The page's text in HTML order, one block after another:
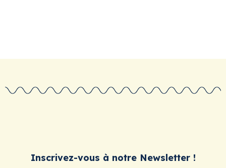
Inscrivez-vous à notre Newsletter !